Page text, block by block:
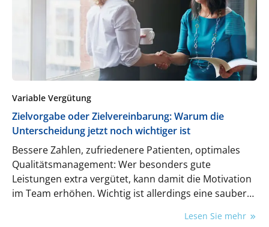
Variable Vergütung
Zielvorgabe oder Zielvereinbarung: Warum die
Unterscheidung jetzt noch wichtiger ist
Bessere Zahlen, zufriedenere Patienten, optimales
Qualitätsmanagement: Wer besonders gute
Leistungen extra vergütet, kann damit die Motivation
im Team erhöhen. Wichtig ist allerdings eine saubere
Lesen Sie mehr